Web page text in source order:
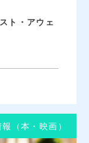
ウェ
（本・映画）